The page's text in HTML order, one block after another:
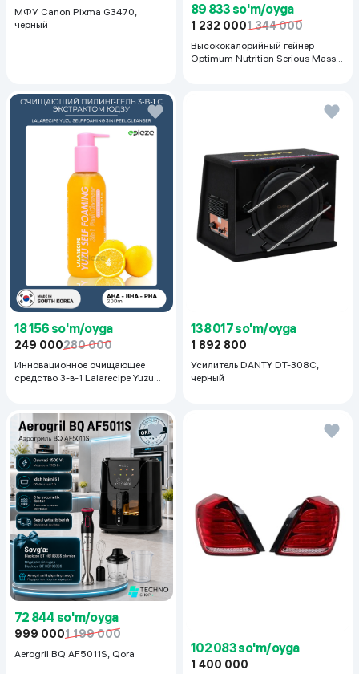
МФУ Canon Pixma G3470,
черный
89 833 so'm/oyga
1 232 0001 344 000
Высококалорийный гейнер
Optimum Nutrition Serious Mass,
18 156 so'm/oyga
249 000280 000
Инновационное очищающее
средство 3-в-1 Lalarecipe Yuzu
138 017 so'm/oyga
1 892 800
Усилитель DANTY DT-308C,
черный
72 844 so'm/oyga
999 0001 199 000
Aerogril BQ AF5011S, Qora 102 083 so'm/oyga
1 400 000